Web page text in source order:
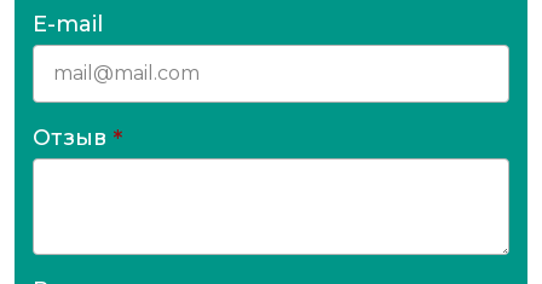
E-mail
Отзыв *